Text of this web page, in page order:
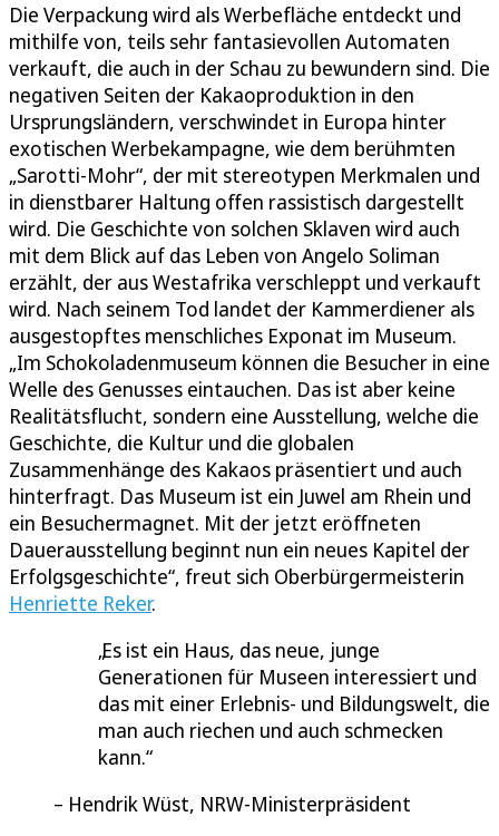
Die Verpackung wird als Werbefläche entdeckt und
mithilfe von, teils sehr fantasievollen Automaten
verkauft, die auch in der Schau zu bewundern sind. Die
negativen Seiten der Kakaoproduktion in den
Ursprungsländern, verschwindet in Europa hinter
exotischen Werbekampagne, wie dem berühmten
„Sarotti-Mohr“, der mit stereotypen Merkmalen und
in dienstbarer Haltung offen rassistisch dargestellt
wird. Die Geschichte von solchen Sklaven wird auch
mit dem Blick auf das Leben von Angelo Soliman
erzählt, der aus Westafrika verschleppt und verkauft
wird. Nach seinem Tod landet der Kammerdiener als
ausgestopftes menschliches Exponat im Museum.
„Im Schokoladenmuseum können die Besucher in eine
Welle des Genusses eintauchen. Das ist aber keine
Realitätsflucht, sondern eine Ausstellung, welche die
Geschichte, die Kultur und die globalen
Zusammenhänge des Kakaos präsentiert und auch
hinterfragt. Das Museum ist ein Juwel am Rhein und
ein Besuchermagnet. Mit der jetzt eröffneten
Dauerausstellung beginnt nun ein neues Kapitel der
Erfolgsgeschichte“, freut sich Oberbürgermeisterin
Henriette Reker.
Es ist ein Haus, das neue, junge
Generationen für Museen interessiert und
das mit einer Erlebnis- und Bildungswelt, die
man auch riechen und auch schmecken
kann.
Hendrik Wüst, NRW-Ministerpräsident